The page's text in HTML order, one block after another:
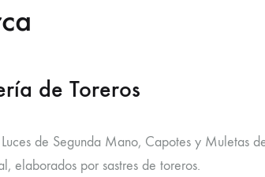
de Toreros
de Segunda Mano, Capotes y Muletas
elaborados por sastres de toreros.